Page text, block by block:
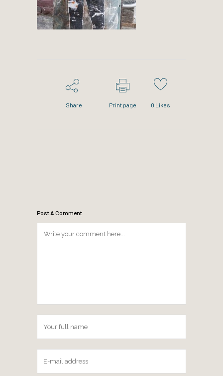
Share Print page 0 Likes
Post A Comment